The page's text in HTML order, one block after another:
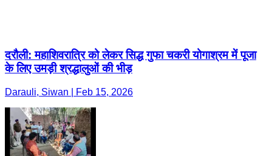
दरौली: महाशिवरात्रि को लेकर सिद्ध गुफा चकरी योगाश्रम में पूजा
के लिए उमड़ी श्रद्धालुओं की भीड़
Darauli, Siwan | Feb 15, 2026